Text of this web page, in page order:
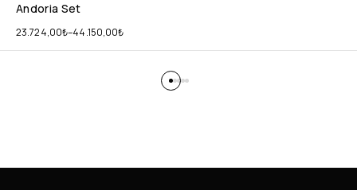
Andoria Set
23.724,00₺–44.150,00₺